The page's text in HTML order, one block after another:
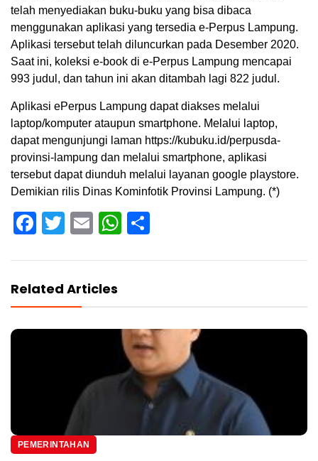
telah menyediakan buku-buku yang bisa dibaca
menggunakan aplikasi yang tersedia e-Perpus Lampung.
Aplikasi tersebut telah diluncurkan pada Desember 2020.
Saat ini, koleksi e-book di e-Perpus Lampung mencapai
993 judul, dan tahun ini akan ditambah lagi 822 judul.
Aplikasi ePerpus Lampung dapat diakses melalui
laptop/komputer ataupun smartphone. Melalui laptop,
dapat mengunjungi laman https://kubuku.id/perpusda-
provinsi-lampung dan melalui smartphone, aplikasi
tersebut dapat diunduh melalui layanan google playstore.
Demikian rilis Dinas Kominfotik Provinsi Lampung. (*)
Facebook
Twitter
EmailWhatsApp
Related Articles
PEMERINTAHAN